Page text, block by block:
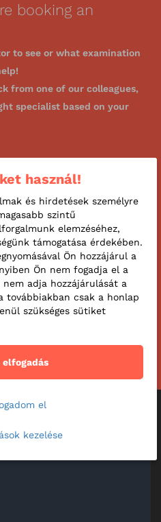
booking an
to see or what examination
from one of our colleagues,
specialist based on your
használ!
és hirdetések személyre
szintű
elemzéséhez,
támogatása érdekében.
Ön hozzájárul a
Ön nem fogadja el a
adja hozzájárulását a
továbbiakban csak a honlap
szükséges sütiket
elfogadás
el
kezelése